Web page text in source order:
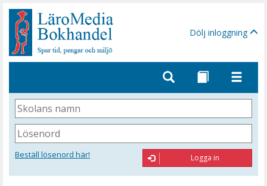
Gå
sidinnehåll
Dölj inloggning
Skolans
namn
Lösenord
Beställ lösenord här! Logga in